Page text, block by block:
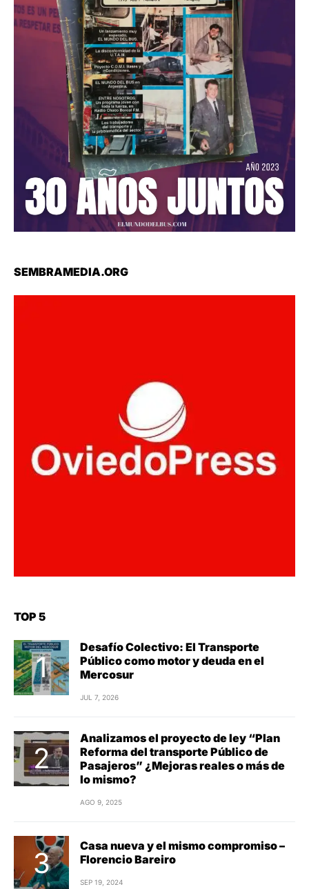
SEMBRAMEDIA.ORG
TOP 5
Desafío Colectivo: El Transporte
Público como motor y deuda en el
Mercosur
JUL 7, 2026
Analizamos el proyecto de ley “Plan
Reforma del transporte Público de
Pasajeros” ¿Mejoras reales o más de
lo mismo?
AGO 9, 2025
Casa nueva y el mismo compromiso –
Florencio Bareiro
SEP 19, 2024